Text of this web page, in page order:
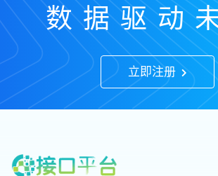
数据驱动
立即注册